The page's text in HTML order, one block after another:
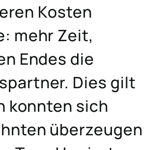
Kosten
mehr Zeit,
Endes die
Dies gilt
konnten sich
überzeugen